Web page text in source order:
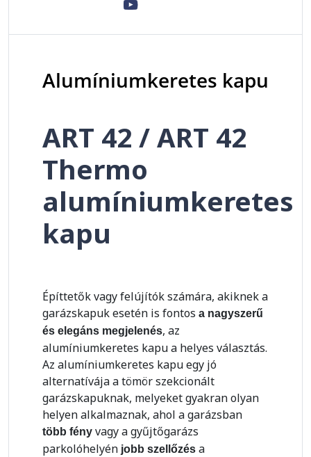
Alumíniumkeretes kapu
ART 42 / ART 42
Thermo
alumíniumkeretes
kapu
Építtetők vagy felújítók számára, akiknek a
garázskapuk esetén is fontos a nagyszerű
és elegáns megjelenés, az
alumíniumkeretes kapu a helyes választás.
Az alumíniumkeretes kapu egy jó
alternatívája a tömör szekcionált
garázskapuknak, melyeket gyakran olyan
helyen alkalmaznak, ahol a garázsban
több fény vagy a gyűjtőgarázs
parkolóhelyén jobb szellőzés a